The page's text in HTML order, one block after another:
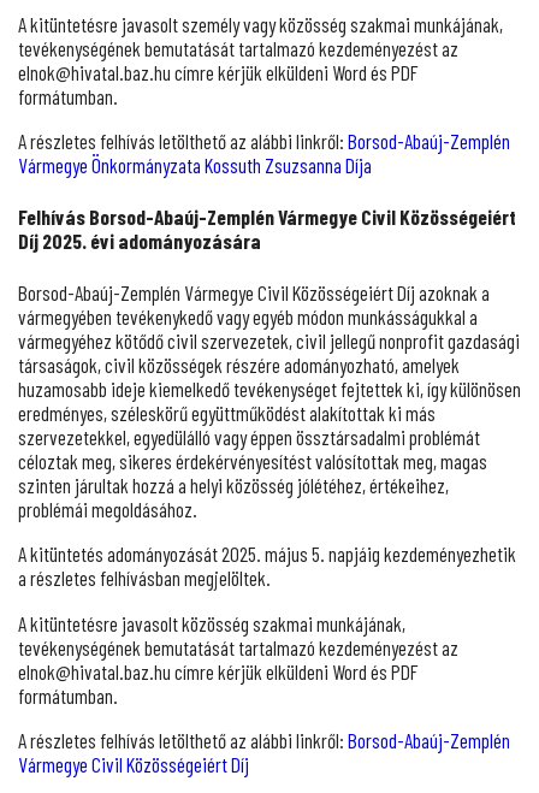
A kitüntetésre javasolt személy vagy közösség szakmai munkájának,
tevékenységének bemutatását tartalmazó kezdeményezést az
elnok@hivatal.baz.hu címre kérjük elküldeni Word és PDF
formátumban.
A részletes felhívás letölthető az alábbi linkről: Borsod-Abaúj-Zemplén
Vármegye Önkormányzata Kossuth Zsuzsanna Díja
Felhívás Borsod-Abaúj-Zemplén Vármegye Civil Közösségeiért
Díj 2025. évi adományozására
Borsod-Abaúj-Zemplén Vármegye Civil Közösségeiért Díj azoknak a
vármegyében tevékenykedő vagy egyéb módon munkásságukkal a
vármegyéhez kötődő civil szervezetek, civil jellegű nonprofit gazdasági
társaságok, civil közösségek részére adományozható, amelyek
huzamosabb ideje kiemelkedő tevékenységet fejtettek ki, így különösen
eredményes, széleskörű együttműködést alakítottak ki más
szervezetekkel, egyedülálló vagy éppen össztársadalmi problémát
céloztak meg, sikeres érdekérvényesítést valósítottak meg, magas
szinten járultak hozzá a helyi közösség jólétéhez, értékeihez,
problémái megoldásához.
A kitüntetés adományozását 2025. május 5. napjáig kezdeményezhetik
a részletes felhívásban megjelöltek.
A kitüntetésre javasolt közösség szakmai munkájának,
tevékenységének bemutatását tartalmazó kezdeményezést az
elnok@hivatal.baz.hu címre kérjük elküldeni Word és PDF
formátumban.
A részletes felhívás letölthető az alábbi linkről: Borsod-Abaúj-Zemplén
Vármegye Civil Közösségeiért Díj